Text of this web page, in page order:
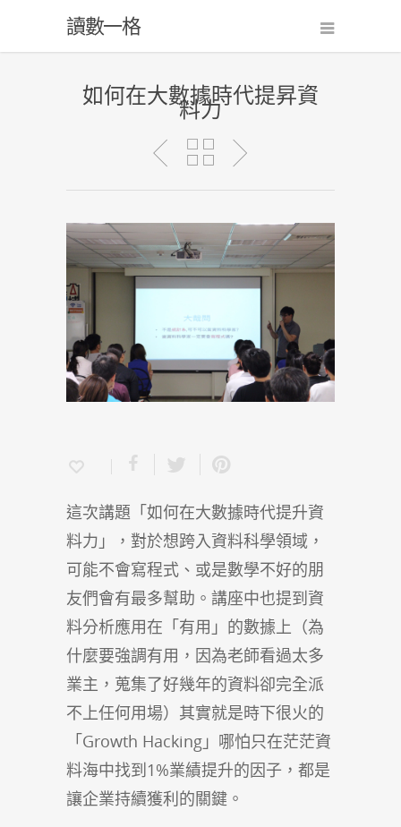
讀數一格
如何在大數據時代提昇資
料力
這次講題「如何在大數據時代提升資
料力」，對於想跨入資料科學領域，
可能不會寫程式、或是數學不好的朋
友們會有最多幫助。講座中也提到資
料分析應用在「有用」的數據上（為
什麼要強調有用，因為老師看過太多
業主，蒐集了好幾年的資料卻完全派
不上任何用場）其實就是時下很火的
「Growth Hacking」哪怕只在茫茫資
料海中找到1%業績提升的因子，都是
讓企業持續獲利的關鍵。